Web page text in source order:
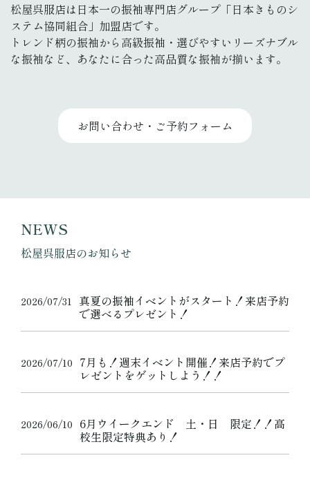
松屋呉服店は日本一の振袖専門店グループ「日本きものシ
ステム協同組合」加盟店です。
トレンド柄の振袖から高級振袖・選びやすいリーズナブル
な振袖など、あなたに合った高品質な振袖が揃います。
お問い合わせ・ご予約フォーム
NEWS
松屋呉服店のお知らせ
2026/07/31 真夏の振袖イベントがスタート！来店予約
で選べるプレゼント！
2026/07/10 7月も！週末イベント開催！来店予約でプ
レゼントをゲットしよう！！
2026/06/10 6月ウイークエンド 土・日 限定！！高
校生限定特典あり！